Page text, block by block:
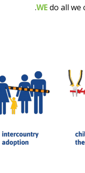
WEdo all we